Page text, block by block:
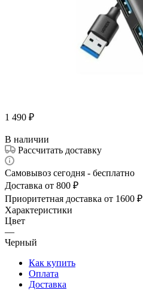
1 490 ₽
В наличии
Рассчитать доставку
Самовывоз сегодня - бесплатно
Доставка от 800 ₽
Приоритетная доставка от 1600 ₽
Характеристики
Цвет
—
Черный
Как купить
Оплата
Доставка